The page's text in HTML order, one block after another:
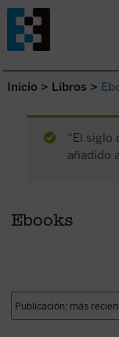
Saltar al contenido.
Inicio > Libros >
“El siglo
añadido
Ebooks